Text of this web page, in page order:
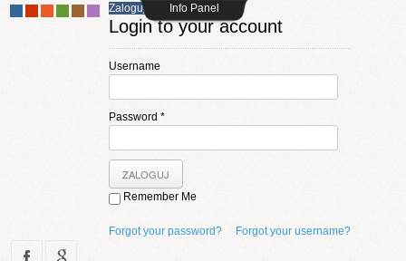
Info Panel
Zaloguj
Login to your account
Username
Password *
Remember Me
Forgot your password? Forgot your username?